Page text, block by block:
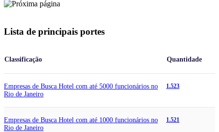
Lista de principais portes
Classificação Quantidade
Empresas de Busca Hotel com até 5000 funcionários no
Rio de Janeiro
1.523
Empresas de Busca Hotel com até 1000 funcionários no
Rio de Janeiro
1.521